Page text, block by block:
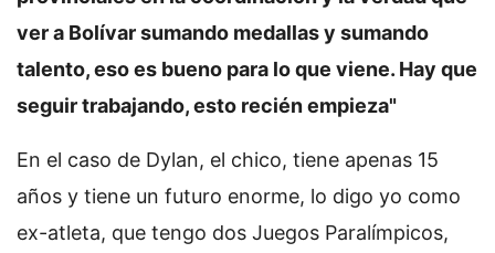
ver a Bolívar sumando medallas y sumando
talento, eso es bueno para lo que viene. Hay que
seguir trabajando, esto recién empieza"
En el caso de Dylan, el chico, tiene apenas 15
años y tiene un futuro enorme, lo digo yo como
ex-atleta, que tengo dos Juegos Paralímpicos,